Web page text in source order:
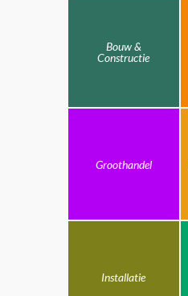
Bouw &
Constructie
Groothandel
Installatie